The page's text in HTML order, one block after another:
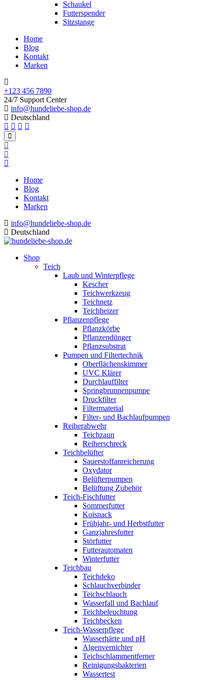
Schaukel
Futterspender
Sitzstange
Home
Blog
Kontakt
Marken
+123 456 7890
24/7 Support Center
info@hundeliebe-shop.de
Deutschland
Home
Blog
Kontakt
Marken
info@hundeliebe-shop.de
Deutschland
Shop
Teich
Laub und Winterpflege
Kescher
Teichwerkzeug
Teichnetz
Teichheizer
Pflanzenpflege
Pflanzkörbe
Pflanzendünger
Pflanzsubstrat
Pumpen und Filtertechnik
Oberflächenskimmer
UVC Klärer
Durchlauffilter
Springbrunnenpumpe
Druckfilter
Filtermaterial
Filter- und Bachlaufpumpen
Reiherabwehr
Teichzaun
Reiherschreck
Teichbelüfter
Sauerstoffanreicherung
Oxydator
Belüfterpumpen
Belüftung Zubehör
Teich-Fischfutter
Sommerfutter
Koisnack
Frühjahr- und Herbstfutter
Ganzjahresfutter
Störfutter
Futterautomaten
Winterfutter
Teichbau
Teichdeko
Schlauchverbinder
Teichschlauch
Wasserfall und Bachlauf
Teichbeleuchtung
Teichbecken
Teich-Wasserpflege
Wasserhärte und pH
Algenvernichter
Teichschlammentferner
Reinigungsbakterien
Wassertest